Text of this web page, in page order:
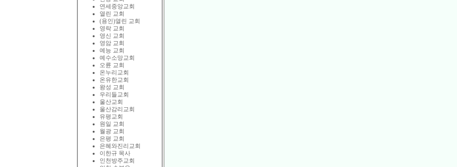
연세중앙교회
열린 교회
(용인)열린 교회
영락 교회
영신 교회
영암 교회
예능 교회
예수소망교회
오륜 교회
온누리교회
온유한교회
왕성 교회
우리들교회
울산교회
울산감리교회
유평교회
원일 교회
월광 교회
은평 교회
은혜와진리교회
이한규 목사
인천방주교회